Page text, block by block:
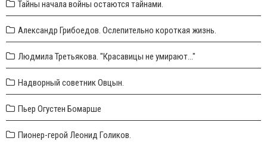
Тайны начала войны остаются тайнами.
Александр Грибоедов. Ослепительно короткая жизнь.
Людмила Третьякова. "Красавицы не умирают..."
Надворный советник Овцын.
Пьер Огустен Бомарше
Пионер-герой Леонид Голиков.